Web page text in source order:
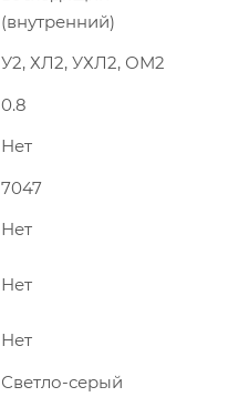
(внутренний)
У2, ХЛ2, УХЛ2, ОМ2
0.8
Нет
7047
Нет
Нет
Нет
Светло-серый